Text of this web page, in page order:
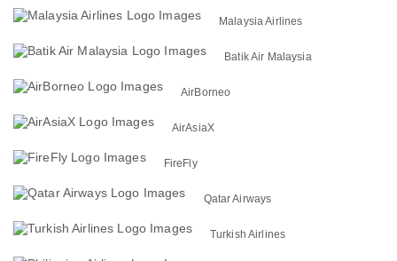
Malaysia Airlines
Batik Air Malaysia
AirBorneo
AirAsiaX
FireFly
Qatar Airways
Turkish Airlines